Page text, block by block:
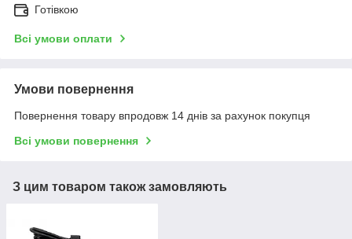
Готівкою
Всі умови оплати
Умови повернення
Повернення товару впродовж 14 днів за рахунок покупця
Всі умови повернення
З цим товаром також замовляють